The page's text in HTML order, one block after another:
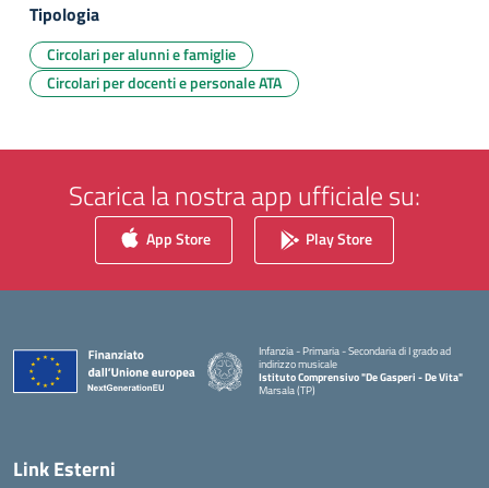
Tipologia
Circolari per alunni e famiglie
Circolari per docenti e personale ATA
Scarica la nostra app ufficiale su:
App Store Play Store
Infanzia - Primaria - Secondaria di I grado ad
indirizzo musicale
Istituto Comprensivo "De Gasperi - De Vita"
Marsala (TP)
Link Esterni